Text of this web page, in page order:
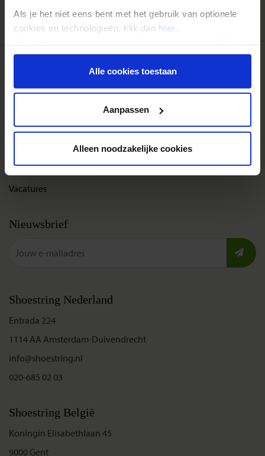
Als je het niet eens bent met het gebruik van optionele
cookies en technologieën, klik dan hier .
onder aan de pagina op elk gewenst moment voor de
toekomst wijzigen.Alle cookies toestaan
Aanpassen
Alleen noodzakelijke cookies
Festivalreizen
Gegarandeerde reizen
Nieuwe reizen
Over Shoestring
Bel, mail of chat met ons
Privacybeleid
Cookies instellingen
Disclaimer & copyright
Vacatures
Nieuwsbrief
Shoestring Nederland
Entrada 224
1114 AA Amsterdam-Duivendrecht
info@shoestring.nl
020-685 02 03
Shoestring België
Koningin Elisabethlaan 45
9000 Gent